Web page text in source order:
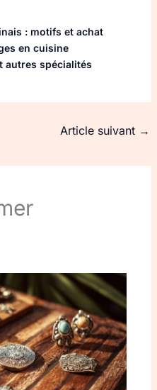
: motifs et achat
en cuisine
autres spécialités
Article suivant →